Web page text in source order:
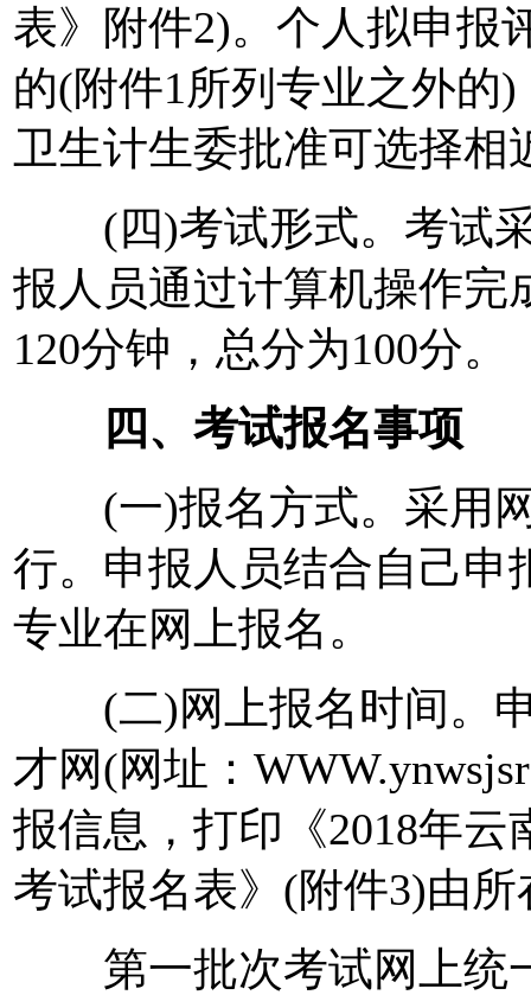
表》附件2)。个人拟申报
的(附件1所列专业之外的
卫生计生委批准可选择相
(四)考试形式。考试采
报人员通过计算机操作完
120分钟，总分为100分。
四、考试报名事项
(一)报名方式。采用网
行。申报人员结合自己申
专业在网上报名。
(二)网上报名时间。申
才网(网址：
报信息，打印《2018年
考试报名表》(附件3)由
第一批次考试网上统一